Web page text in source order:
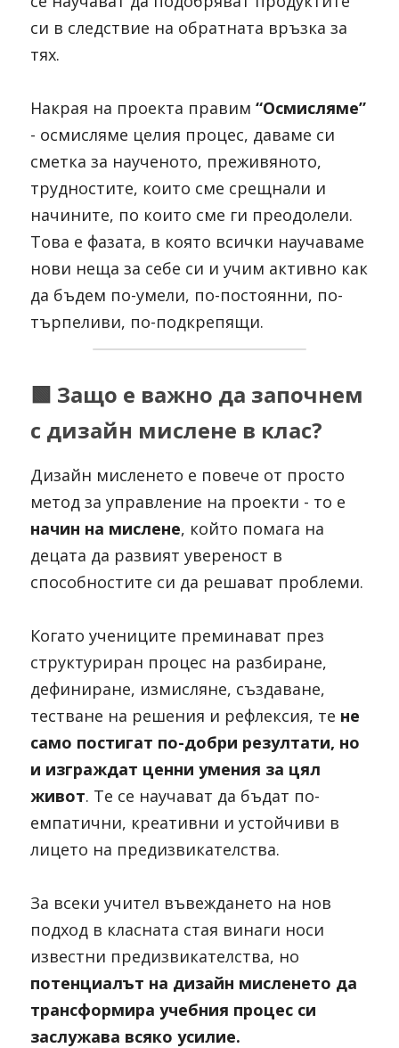
си в следствие на обратната връзка за
тях.
Накрая на проекта правим “Осмисляме”
- осмисляме целия процес, даваме си
сметка за наученото, преживяното,
трудностите, които сме срещнали и
начините, по които сме ги преодолели.
Това е фазата, в която всички научаваме
нови неща за себе си и учим активно как
да бъдем по-умели, по-постоянни, по-
търпеливи, по-подкрепящи.
🟩 Защо е важно да започнем
с дизайн мислене в клас?
Дизайн мисленето е повече от просто
начин на мислене, който помага на
децата да развият увереност в
способностите си да решават проблеми.
Когато учениците преминават през
структуриран процес на разбиране,
дефиниране, измисляне, създаване,
тестване на решения и рефлексия, те не
само постигат по-добри резултати, но
и изграждат ценни умения за цял
живот. Те се научават да бъдат по-
емпатични, креативни и устойчиви в
лицето на предизвикателства.
За всеки учител въвеждането на нов
подход в класната стая винаги носи
потенциалът на дизайн мисленето да
трансформира учебния процес си
заслужава всяко усилие.